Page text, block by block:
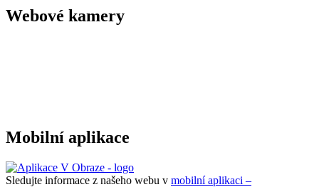
Webové kamery
Mobilní aplikace
Sledujte informace z našeho webu v mobilní aplikaci –